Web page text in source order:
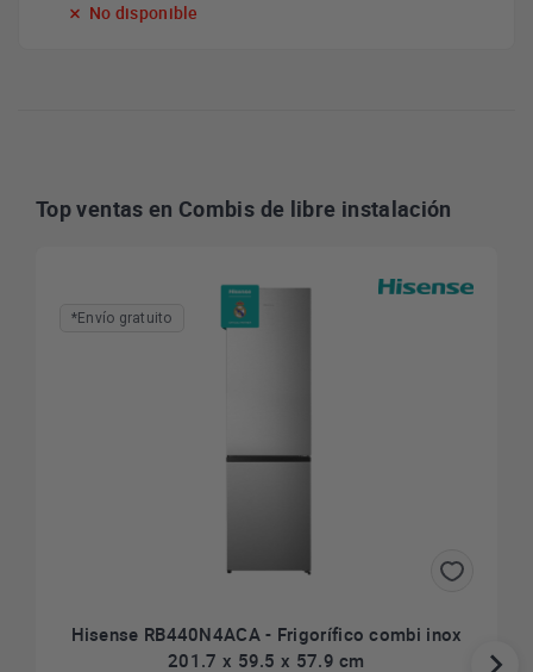
No disponible
Top ventas en Combis de libre instalación
*Envío gratuito
Hisense RB440N4ACA - Frigorífico combi inox
201.7 x 59.5 x 57.9 cm